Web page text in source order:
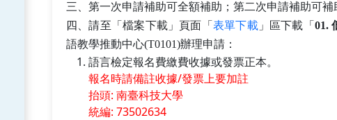
三、第一次申請補助可全額補助；第二次申請補助可補
四、請至「檔案下載」頁面「 表單下載」區下載「 01.
語教學推動中心(T0101)辦理申請：
語言檢定報名費繳費收據或發票正本。
報名時請備註收據/發票上要加註
抬頭: 南臺科技大學
統編: 73502634